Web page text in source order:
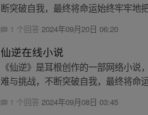
断突破自我，最终将命运始终牢牢地
1 个回答 2024年09月20日 06:20
仙逆在线小说
《仙逆》是耳根创作的一部网络小
难与挑战，不断突破自我，最终将命
1 个回答 2024年09月08日 03:45